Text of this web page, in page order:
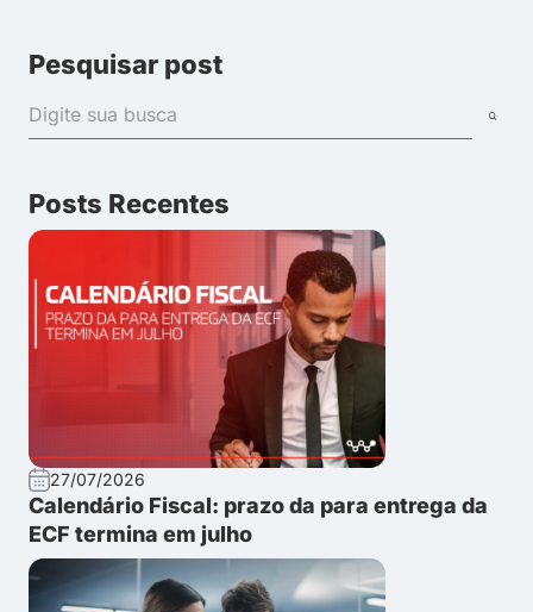
Pesquisar post
Posts Recentes
27/07/2026
Calendário Fiscal: prazo da para entrega da
ECF termina em julho